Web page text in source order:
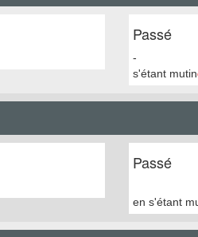
Passé
-
s'étant mutin
Passé
en s'étant